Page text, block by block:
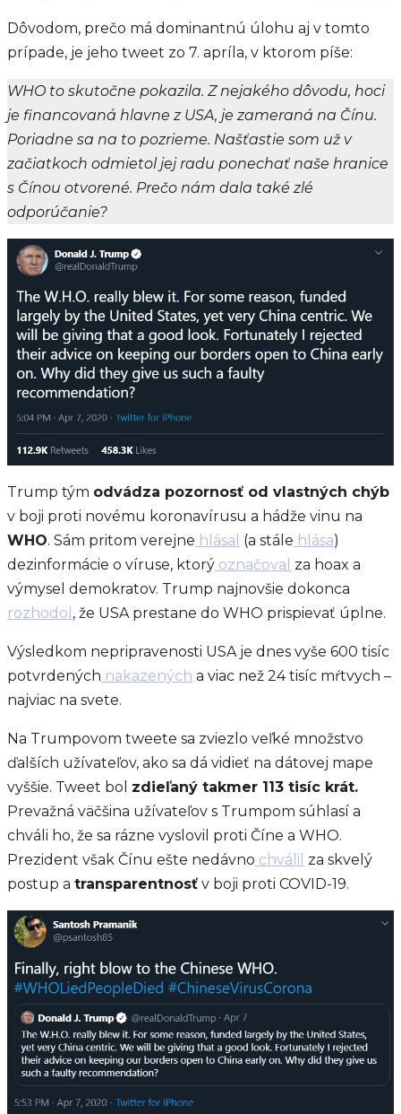
Dôvodom, prečo má dominantnú úlohu aj v tomto
prípade, je jeho tweet zo 7. apríla, v ktorom píše:
WHO to skutočne pokazila. Z nejakého dôvodu, hoci
je financovaná hlavne z USA, je zameraná na Čínu.
Poriadne sa na to pozrieme. Našťastie som už v
začiatkoch odmietol jej radu ponechať naše hranice
s Čínou otvorené. Prečo nám dala také zlé
odporúčanie?
Trump tým odvádza pozornosť od vlastných chýb
v boji proti novému koronavírusu a hádže vinu na
WHO. Sám pritom verejne hlásal (a stále hlása)
dezinformácie o víruse, ktorý označoval za hoax a
výmysel demokratov. Trump najnovšie dokonca
rozhodol , že USA prestane do WHO prispievať úplne.
Výsledkom nepripravenosti USA je dnes vyše 600 tisíc
potvrdených nakazených a viac než 24 tisíc mŕtvych –
najviac na svete.
Na Trumpovom tweete sa zviezlo veľké množstvo
ďalších užívateľov, ako sa dá vidieť na dátovej mape
vyššie. Tweet bol zdieľaný takmer 113 tisíc krát.
Prevažná väčšina užívateľov s Trumpom súhlasí a
chváli ho, že sa rázne vyslovil proti Číne a WHO.
Prezident však Čínu ešte nedávno chválil za skvelý
postup a transparentnosť v boji proti COVID-19.